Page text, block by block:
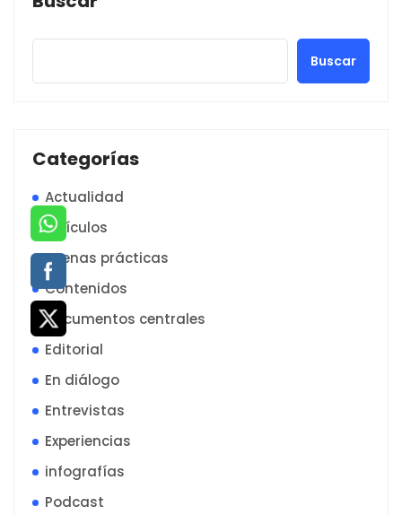
Buscar
Categorías
Actualidad
Artículos
Buenas prácticas
Contenidos
Documentos centrales
Editorial
En diálogo
Entrevistas
Experiencias
infografías
Podcast